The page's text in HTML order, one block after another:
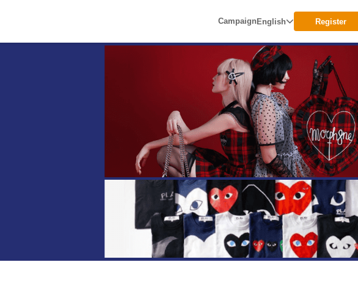
CampaignEnglish Register